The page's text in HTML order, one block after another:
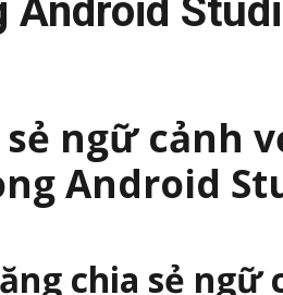
Android
sẻ ngữ cảnh
Android
chia sẻ ngữ